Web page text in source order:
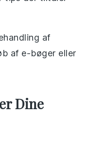
af
af e-bøger eller
Dine